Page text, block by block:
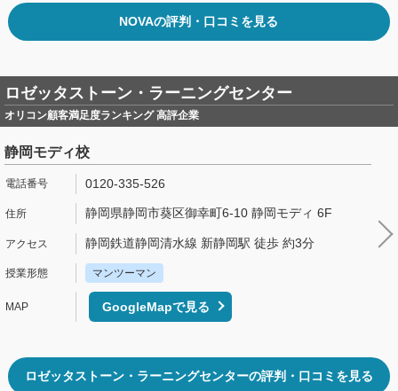
NOVAの評判・口コミを見る
ロゼッタストーン・ラーニングセンター
オリコン顧客満足度ランキング 高評企業
静岡モディ校
0120-335-526
静岡県静岡市葵区御幸町6-10 静岡モディ 6F
静岡鉄道静岡清水線 新静岡駅 徒歩 約3分
マンツーマン
GoogleMapで見る
ロゼッタストーン・ラーニングセンターの評判・口コミを見る